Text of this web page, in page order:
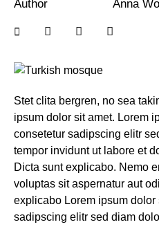
Author
Anna
Stet clita bergren, no sea
ipsum dolor sit amet. Lorem
consetetur sadipscing elitr
tempor invidunt ut labore et
Dicta sunt explicabo. Nemo
voluptas sit aspernatur aut
explicabo Lorem ipsum dolor
sadipscing elitr sed diam